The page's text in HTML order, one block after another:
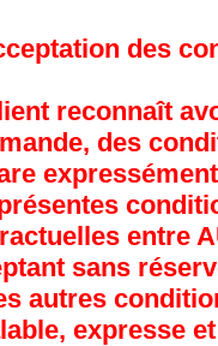
des
reconnaît
des
entre
sans
autres
expresse